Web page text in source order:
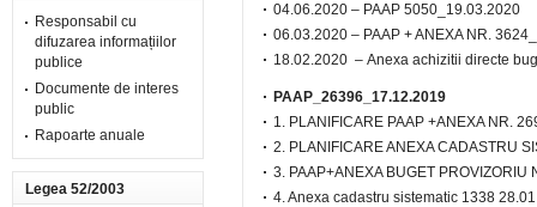
Responsabil cu
difuzarea informațiilor
publice
Documente de interes
public
Rapoarte anuale
Legea 52/2003
04.06.2020 – PAAP 5050_19.03.2020
06.03.2020 – PAAP + ANEXA NR.
18.02.2020 – Anexa achizitii directe
PAAP_26396_17.12.2019
1. PLANIFICARE PAAP +ANEXA NR.
2. PLANIFICARE ANEXA CADASTRU
3. PAAP+ANEXA BUGET
4. Anexa cadastru sistematic 1338